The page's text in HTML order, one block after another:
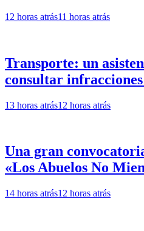
12 horas atrás11 horas atrás
Transporte: un
consultar infracciones
13 horas atrás12 horas atrás
Una gran
«Los Abuelos No
14 horas atrás12 horas atrás